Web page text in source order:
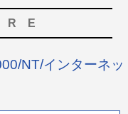
NT/インターネッ